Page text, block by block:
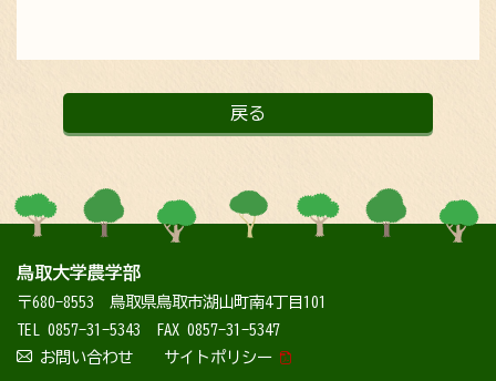
戻る
鳥取大学農学部
〒680-8553
鳥取県鳥取市湖山町南4丁目101
TEL 0857-31-5343
FAX 0857-31-5347
お問い合わせ
サイトポリシー